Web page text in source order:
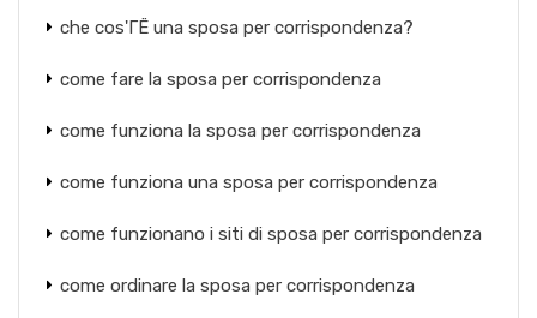
che cos'ГЁ una sposa per corrispondenza?
come fare la sposa per corrispondenza
come funziona la sposa per corrispondenza
come funziona una sposa per corrispondenza
come funzionano i siti di sposa per corrispondenza
come ordinare la sposa per corrispondenza